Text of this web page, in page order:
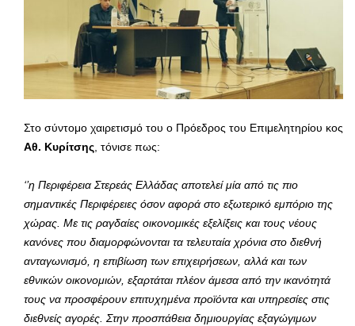
Στο σύντομο χαιρετισμό του ο Πρόεδρος του Επιμελητηρίου κος
Αθ. Κυρίτσης, τόνισε πως:
‘’η Περιφέρεια Στερεάς Ελλάδας αποτελεί μία από τις πιο
σημαντικές Περιφέρειες όσον αφορά στο εξωτερικό εμπόριο της
χώρας. Με τις ραγδαίες οικονομικές εξελίξεις και τους νέους
κανόνες που διαμορφώνονται τα τελευταία χρόνια στο διεθνή
ανταγωνισμό, η επιβίωση των επιχειρήσεων, αλλά και των
εθνικών οικονομιών, εξαρτάται πλέον άμεσα από την ικανότητά
τους να προσφέρουν επιτυχημένα προϊόντα και υπηρεσίες στις
διεθνείς αγορές. Στην προσπάθεια δημιουργίας εξαγώγιμων